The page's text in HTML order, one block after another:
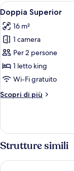
Apri
tutte
le
foto
per
Doppia
Superior
16
Doppia Superior
16 m²
1 camera
Per 2 persone
1 letto king
Wi-Fi gratuito
Scopri di più
Altri
Superior
Strutture simili
Hotel Concorde